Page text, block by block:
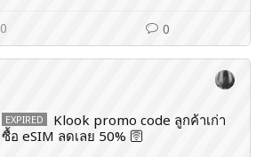
0 0
EXPIRED
Klook promo code ลูกค้าเก่า
ซื้อ eSIM ลดเลย 50% 🛜